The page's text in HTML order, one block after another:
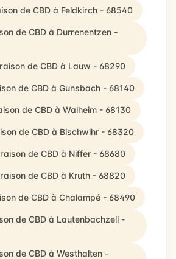
de CBD à Feldkirch - 68540
de CBD à Durrenentzen -
de CBD à Lauw - 68290
de CBD à Gunsbach - 68140
de CBD à Walheim - 68130
de CBD à Bischwihr - 68320
de CBD à Niffer - 68680
de CBD à Kruth - 68820
de CBD à Chalampé - 68490
de CBD à Lautenbachzell -
de CBD à Westhalten -